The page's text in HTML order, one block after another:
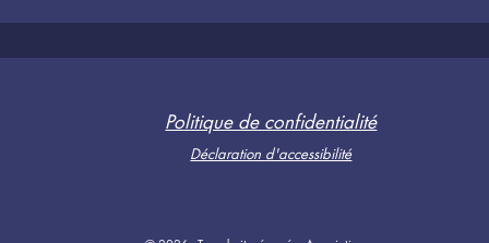
Politique de confidentialité
Déclaration d'accessibilité